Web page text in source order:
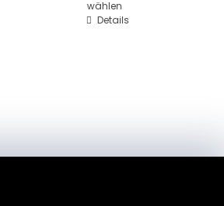
wählen
Produkt
auf
Details